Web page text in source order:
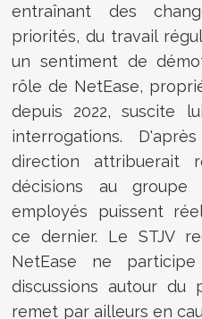
entraînant des
priorités, du travail
un sentiment de
rôle de NetEase,
depuis 2022, suscite
interrogations.
direction attribuerait
décisions au
employés puissent
ce dernier. Le STJV
NetEase ne
discussions autour du
remet par ailleurs en